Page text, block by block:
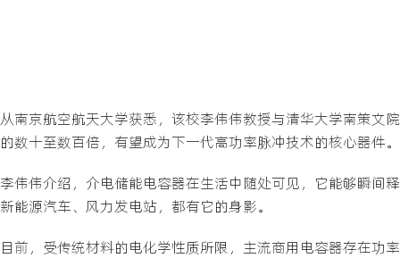
从南京航空航天大学获悉，该校李伟伟教授与清华大学南策文
的数十至数百倍，有望成为下一代高功率脉冲技术的核心器件
李伟伟介绍，介电储能电容器在生活中随处可见，它能够瞬
新能源汽车、风力发电站，都有它的身影。
目前，受传统材料的电化学性质所限，主流商用电容器存在